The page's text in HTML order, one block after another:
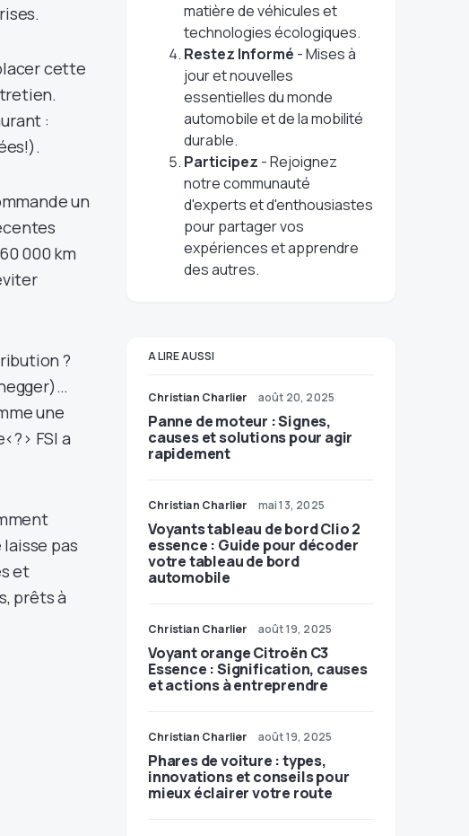
cette
:
un
000 km
?
une
FSI a
pas
et
prêts à
matière de véhicules et
technologies écologiques.
Restez Informé - Mises à
jour et nouvelles
essentielles du monde
automobile et de la mobilité
durable.
Participez - Rejoignez
notre communauté
d'experts et d'enthousiastes
pour partager vos
expériences et apprendre
des autres.
A LIRE AUSSI
Christian Charlier août 20, 2025
Panne de moteur : Signes,
causes et solutions pour agir
rapidement
Christian Charlier mai 13, 2025
Voyants tableau de bord Clio 2
essence : Guide pour décoder
votre tableau de bord
automobile
Christian Charlier août 19, 2025
Voyant orange Citroën C3
Essence : Signification, causes
et actions à entreprendre
Christian Charlier août 19, 2025
Phares de voiture : types,
innovations et conseils pour
mieux éclairer votre route